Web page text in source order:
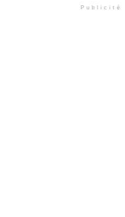
Publicité